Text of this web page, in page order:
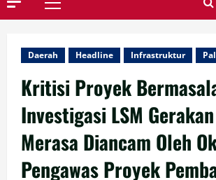
Primary
Daerah Headline Infrastruktur
Kritisi Proyek
Investigasi LSM
Merasa Diancam Oleh
Pengawas Proyek